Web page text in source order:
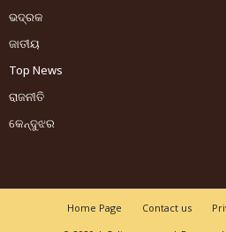
ଭଦ୍ରକ
ଜାତୀୟ
Top News
ରାଜନୀତି
କେନ୍ଦୁଝର
Home Page Contact us